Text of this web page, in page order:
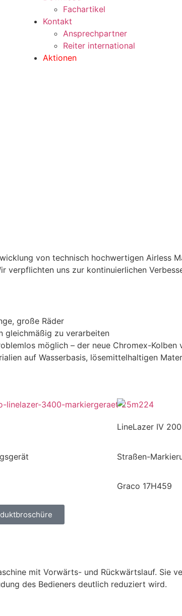
Fachartikel
Kontakt
Ansprechpartner
Reiter international
Aktionen
von technisch hochwertigen Airless
verpflichten uns zur kontinuierlichen
große Räder
gleichmäßig zu verarbeiten
möglich – der neue Chromex-Kolben
auf Wasserbasis, lösemittelhaltigen
LineLazer IV
Straßen-
Graco 17H459
mit Vorwärts- und Rückwärtslauf. Sie
des Bedieners deutlich reduziert wird.